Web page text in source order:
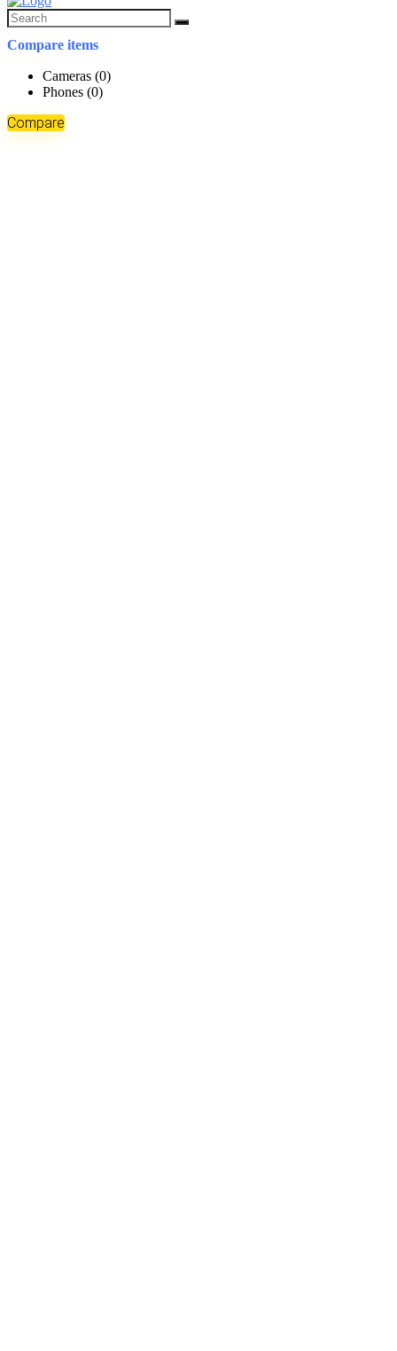
Compare items
Cameras (0)
Phones (0)
Compare